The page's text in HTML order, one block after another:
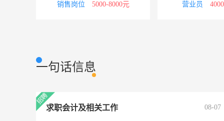
销售岗位 5000-8000元 营业员
一句话信息
求职会计及相关工作 08-07